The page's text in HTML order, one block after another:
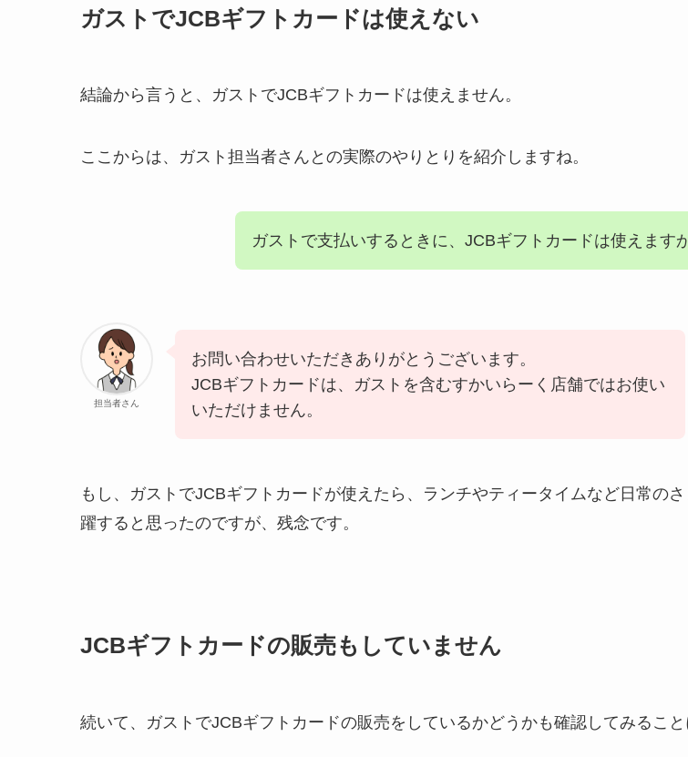
ガストでJCBギフトカードは使えない
結論から言うと、ガストでJCBギフトカードは使えません。
ここからは、ガスト担当者さんとの実際のやりとりを紹介しますね。
ガストで支払いするときに、JCBギフトカードは使えます
担当者さん
お問い合わせいただきありがとうございます。
JCBギフトカードは、ガストを含むすかいらーく店舗ではお使い
いただけません。
もし、ガストでJCBギフトカードが使えたら、ランチやティータイムなど日常の
躍すると思ったのですが、残念です。
JCBギフトカードの販売もしていません
続いて、ガストでJCBギフトカードの販売をしているかどうかも確認してみること